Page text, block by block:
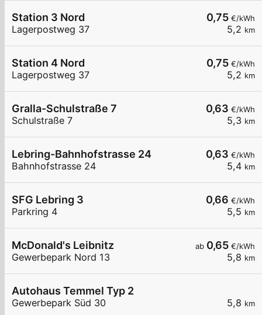
0,75 €/kWh
5,2 km
Station 3 Nord
Lagerpostweg 37
0,75 €/kWh
5,2 km
Station 4 Nord
Lagerpostweg 37
0,63 €/kWh
5,3 km
Gralla-Schulstraße 7
Schulstraße 7
0,63 €/kWh
5,4 km
Lebring-Bahnhofstrasse 24
Bahnhofstrasse 24
0,66 €/kWh
5,5 km
SFG Lebring 3
Parkring 4
ab 0,65 €/kWh
5,8 km
McDonald's Leibnitz
Gewerbepark Nord 13
5,8 km
Autohaus Temmel Typ 2
Gewerbepark Süd 30